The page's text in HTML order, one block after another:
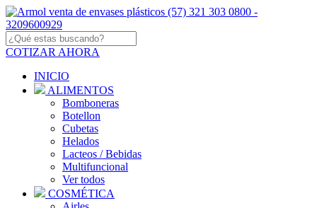
COTIZAR AHORA
INICIO
ALIMENTOS
Bomboneras
Botellon
Cubetas
Helados
Lacteos / Bebidas
Multifuncional
Ver todos
COSMÉTICA